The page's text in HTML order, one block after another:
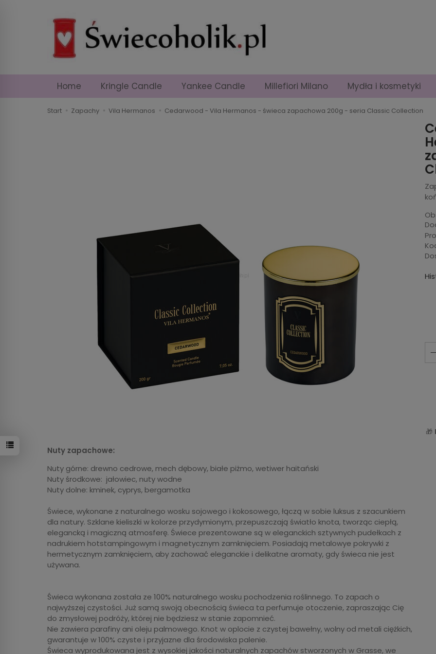
Home Kringle Candle Yankee Candle Millefiori Milano Mydła i kosmetyki
Start Zapachy Vila Hermanos Cedarwood - Vila Hermanos - świeca zapachowa 200g - seria Classic Collection
🎁
Nuty zapachowe:
Nuty górne: drewno cedrowe, mech dębowy, białe piżmo, wetiwer haitański
Nuty środkowe: jałowiec, nuty wodne
Nuty dolne: kminek, cyprys, bergamotka
Świece, wykonane z naturalnego wosku sojowego i kokosowego, łączą w sobie luksus z szacunkiem
dla natury. Szklane kieliszki w kolorze przydymionym, przepuszczają światło knota, tworząc ciepłą,
elegancką i magiczną atmosferę. Świece prezentowane są w eleganckich sztywnych pudełkach z
nadrukiem hotstampingowym i magnetycznym zamknięciem. Posiadają metalowye pokrywki z
hermetycznym zamknięciem, aby zachować eleganckie i delikatne aromaty, gdy świeca nie jest
używana.
Świeca wykonana została ze 100% naturalnego wosku pochodzenia roślinnego. To zapach o
najwyższej czystości. Już samą swoją obecnością świeca ta perfumuje otoczenie, zapraszając Cię
do zmysłowej podróży, której nie będziesz w stanie zapomnieć.
Nie zawiera parafiny ani oleju palmowego. Knot w oplocie z czystej bawełny, wolny od metali ciężkich,
gwarantuje w 100% czyste i przyjazne dla środowiska palenie.
Świeca wyprodukowana jest z wysokiej jakości naturalnych zapachów stworzonych w Grasse, we